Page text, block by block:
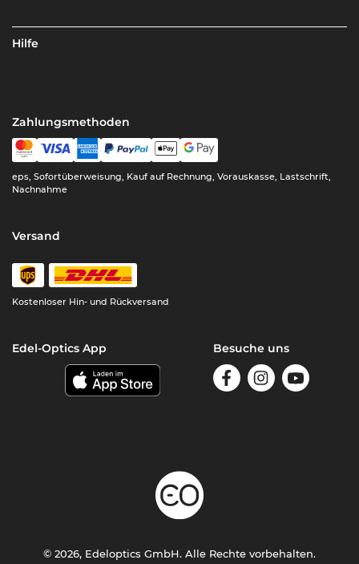
Hilfe
Zahlungsmethoden
eps, Sofortüberweisung, Kauf auf Rechnung, Vorauskasse, Lastschrift,
Nachnahme
Versand
Kostenloser Hin- und Rückversand
Edel-Optics App Besuche uns
© 2026, Edeloptics GmbH. Alle Rechte vorbehalten.